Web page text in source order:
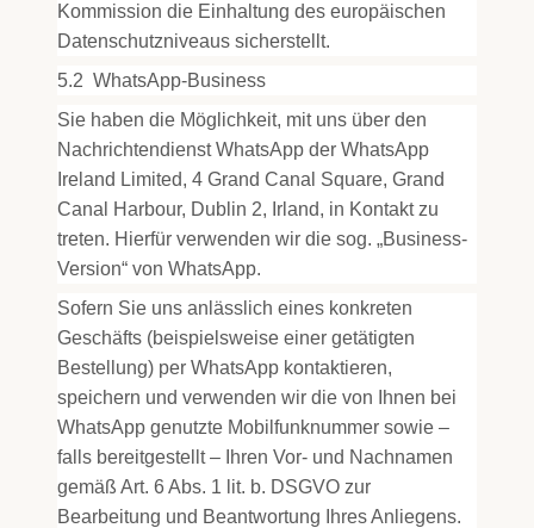
Kommission die Einhaltung des europäischen
Datenschutzniveaus sicherstellt.
5.2 WhatsApp-Business
Sie haben die Möglichkeit, mit uns über den
Nachrichtendienst WhatsApp der WhatsApp
Ireland Limited, 4 Grand Canal Square, Grand
Canal Harbour, Dublin 2, Irland, in Kontakt zu
treten. Hierfür verwenden wir die sog. „Business-
Version“ von WhatsApp.
Sofern Sie uns anlässlich eines konkreten
Geschäfts (beispielsweise einer getätigten
Bestellung) per WhatsApp kontaktieren,
speichern und verwenden wir die von Ihnen bei
WhatsApp genutzte Mobilfunknummer sowie –
falls bereitgestellt – Ihren Vor- und Nachnamen
gemäß Art. 6 Abs. 1 lit. b. DSGVO zur
Bearbeitung und Beantwortung Ihres Anliegens.